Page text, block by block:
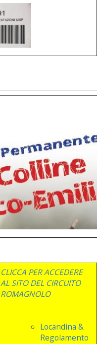
CLICCA PER ACCEDERE
AL SITO DEL CIRCUITO
ROMAGNOLO
Locandina &
Regolamento